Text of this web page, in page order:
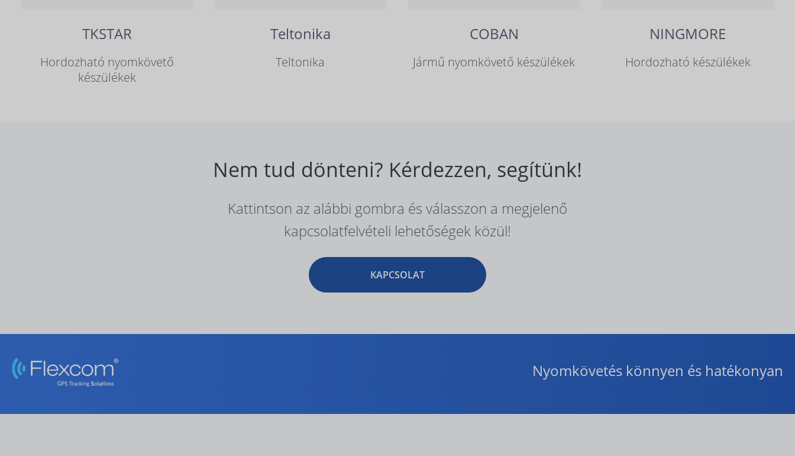
TKSTAR
Hordozható nyomkövető
készülékek
Teltonika
Teltonika
COBAN
Jármű nyomkövető készülékek
NINGMORE
Hordozható készülékek
Nem tud dönteni? Kérdezzen, segítünk!
Kattintson az alábbi gombra és válasszon a megjelenő
kapcsolatfelvételi lehetőségek közül!
KAPCSOLAT
Nyomkövetés könnyen és hatékonyan